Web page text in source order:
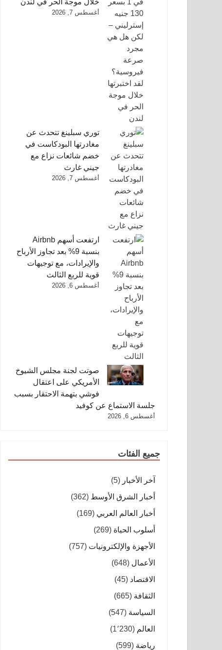
خلال موجة الحر في لندن
أغسطس 7, 2026
توري سبلينغ تتحدث عن
مغادرتها البودكاست في
خضم شائعات نزاع مع
جيني غارث
أغسطس 7, 2026
ارتفعت أسهم Airbnb
بنسبة 9% بعد تجاوز الأرباح
والإيرادات، مع توجيهات
قوية للربع الثالث
أغسطس 6, 2026
صوتت لجنة مجلس الشيوخ
الأمريكي على اعتقال
فوشي بتهمة الاحتقار بسبب
جلسة الاستماع عن كوفيد
أغسطس 6, 2026
جميع الفئات
آخر الأخبار (5)
أخبار الشرق الأوسط (362)
أخبار العالم العربي (169)
أسلوب الحياة (269)
الأجهزة والإلكترونيات (757)
الأعمال (648)
الاقتصاد (45)
الثقافة (665)
السياسة (547)
العالم (1٬230)
رياضة (599)